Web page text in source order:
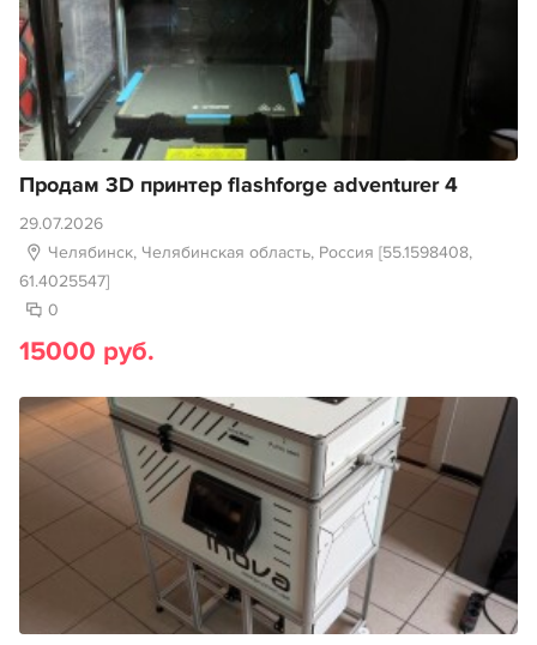
Продам 3D принтер flashforge adventurer 4
29.07.2026
Челябинск, Челябинская область, Россия [55.1598408,
61.4025547]
0
15000 руб.